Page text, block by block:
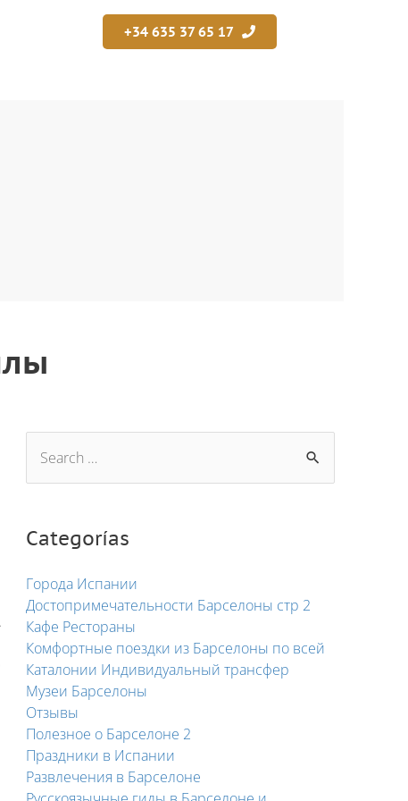
+34 635 37 65 17
Categorías
Города Испании
Достопримечательности Барселоны стр 2
Кафе Рестораны
Комфортные поездки из Барселоны по всей
Каталонии Индивидуальный трансфер
Музеи Барселоны
Отзывы
Полезное о Барселоне 2
Праздники в Испании
Развлечения в Барселоне